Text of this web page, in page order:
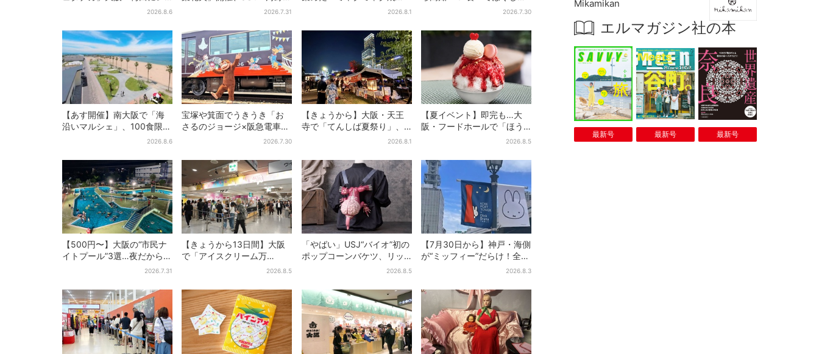
ア商品集結…本店人気パン＆
夏イベント
2026.8.6
喜がアンバサダーに…グルー
2026.7.31
き」初グッズ化！大阪・梅
2026.8.1
「仁淀ブルー」でととのう
2026.7.30
【あす開催】南大阪で「海
沿いマルシェ」、100食限定
「たこ飯」のふるまい＆キ
2026.8.6
宝塚や箕面でうきうき「お
さるのジョージ×阪急電車」
お披露目！マルーンの制服
添乗
2026.7.30
【きょうから】大阪・天王
寺で「てんしば夏祭り」、
縁日や盆踊り…涼しいスプラ
2026.8.1
【夏イベント】即完も…大
阪・フードホールで「ほう
せき箱」の“限定かき氷”が復
2026.8.5
【500円〜】大阪の“市民ナ
イトプール”3選…夜だから涼
2026.7.31
【きょうから13日間】大阪
で「アイスクリーム万
博」、全国34ブランド・
ソフト」に行列
2026.8.5
「やばい」USJ“バイオ”初の
ポップコーンバケツ、リッ
カーが背中に張りつく衝撃
にも反応
2026.8.5
【7月30日から】神戸・海側
が“ミッフィー”だらけ！全16
施設でパン、スイーツ、ナ
2026.8.3
Mikamikan
エルマガジン社の本
最新号 最新号 最新号